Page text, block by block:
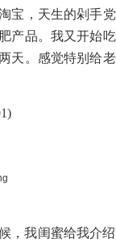
宝，天生的剁手
产品。我又开始
天。感觉特别给
我闺蜜给我介绍